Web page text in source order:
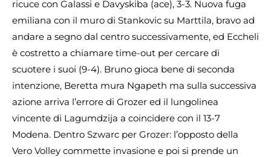
ricuce con Galassi e Davyskiba (ace), 3-3. Nuova fuga
emiliana con il muro di Stankovic su Marttila, bravo ad
andare a segno dal centro successivamente, ed Eccheli
è costretto a chiamare time-out per cercare di
scuotere i suoi (9-4). Bruno gioca bene di seconda
intenzione, Beretta mura Ngapeth ma sulla successiva
azione arriva l’errore di Grozer ed il lungolinea
vincente di Lagumdzija a coincidere con il 13-7
Modena. Dentro Szwarc per Grozer: l’opposto della
Vero Volley commette invasione e poi si prende un